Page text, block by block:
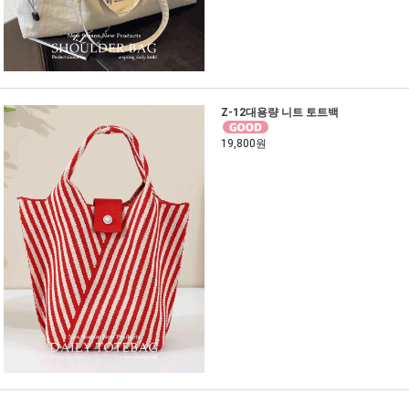
Z-12대용량 니트 토트백
19,800원